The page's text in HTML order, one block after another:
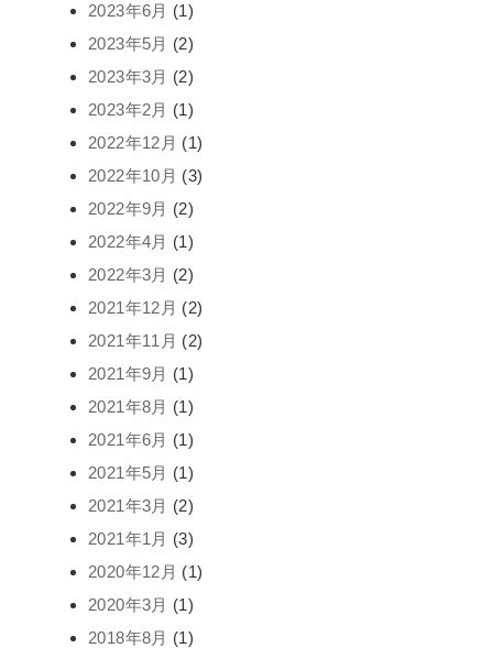
2023年6月 (1)
2023年5月 (2)
2023年3月 (2)
2023年2月 (1)
2022年12月 (1)
2022年10月 (3)
2022年9月 (2)
2022年4月 (1)
2022年3月 (2)
2021年12月 (2)
2021年11月 (2)
2021年9月 (1)
2021年8月 (1)
2021年6月 (1)
2021年5月 (1)
2021年3月 (2)
2021年1月 (3)
2020年12月 (1)
2020年3月 (1)
2018年8月 (1)